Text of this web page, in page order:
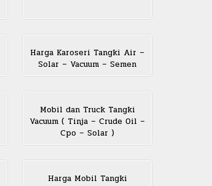
Harga Karoseri Tangki Air –
Solar – Vacuum – Semen
Mobil dan Truck Tangki
Vacuum ( Tinja – Crude Oil –
Cpo – Solar )
Harga Mobil Tangki